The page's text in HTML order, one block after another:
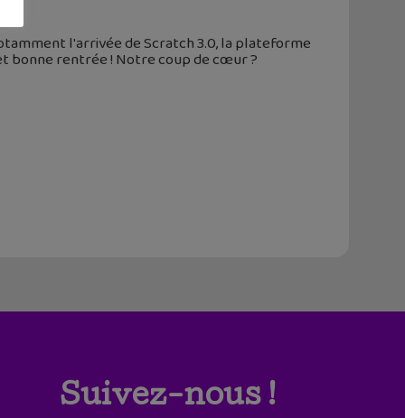
l'arrivée de Scratch 3.0, la plateforme
bonne rentrée ! Notre coup de cœur ?
Suivez-nous !